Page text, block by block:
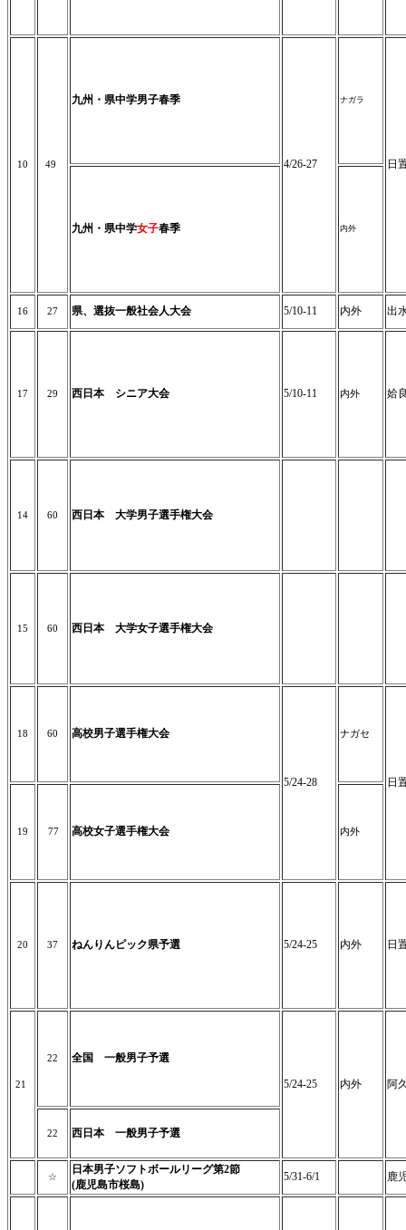
10 49
九州・県中学男子春季
4/26-27
ナガラ
日
九州・県中学女子春季 内外
16 27 県、選抜一般社会人大会 5/10-11 内外 出
17 29 西日本 シニア大会 5/10-11 内外 姶
14 60 西日本 大学男子選手権大会
15 60 西日本 大学女子選手権大会
18 60 高校男子選手権大会
5/24-28
ナガセ
日
19 77 高校女子選手権大会 内外
20 37 ねんりんピック県予選 5/24-25 内外 日
21
22 全国 一般男子予選
5/24-25 内外 阿
22 西日本 一般男子予選
☆
日本男子ソフトボールリーグ第2節
(鹿児島市桜島)
5/31-6/1 鹿